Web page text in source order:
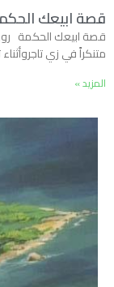
قصة ابيعك
قصة ابيعك الحكمة
متنكراً في زي
المزيد »